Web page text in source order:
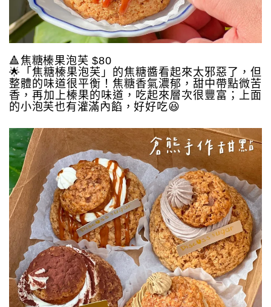
🔺焦糖榛果泡芙 $80
🌟「焦糖榛果泡芙」的焦糖醬看起來太邪惡了，但
整體的味道很平衡！焦糖香氣濃郁，甜中帶點微苦
香，再加上榛果的味道，吃起來層次很豐富；上面
的小泡芙也有灌滿內餡，好好吃😆